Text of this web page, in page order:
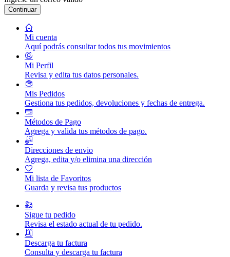
Continuar
Mi cuenta
Aquí podrás consultar todos tus movimientos
Mi Perfil
Revisa y edita tus datos personales.
Mis Pedidos
Gestiona tus pedidos, devoluciones y fechas de entrega.
Métodos de Pago
Agrega y valida tus métodos de pago.
Direcciones de envio
Agrega, edita y/o elimina una dirección
Mi lista de Favoritos
Guarda y revisa tus productos
Sigue tu pedido
Revisa el estado actual de tu pedido.
Descarga tu factura
Consulta y descarga tu factura